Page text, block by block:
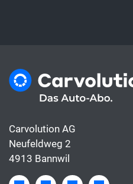
Carvolution AG
Neufeldweg 2
4913 Bannwil